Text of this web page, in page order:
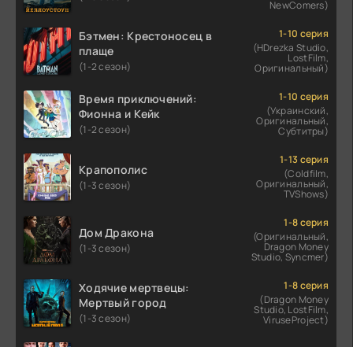
NewComers)
Бэтмен: Крестоносец в
плаще
(1-2 сезон)
1-10 серия
(HDrezka Studio,
LostFilm,
Оригинальный)
Время приключений:
Фионна и Кейк
(1-2 сезон)
1-10 серия
(Украинский,
Оригинальный,
Субтитры)
Крапополис
(1-3 сезон)
1-13 серия
(Coldfilm,
Оригинальный,
TVShows)
Дом Дракона
(1-3 сезон)
1-8 серия
(Оригинальный,
Dragon Money
Studio, Syncmer)
Ходячие мертвецы:
Мертвый город
(1-3 сезон)
1-8 серия
(Dragon Money
Studio, LostFilm,
ViruseProject)